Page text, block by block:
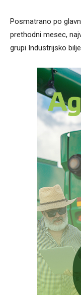
Posmatrano po
prethodni mesec,
grupi Industrijsko